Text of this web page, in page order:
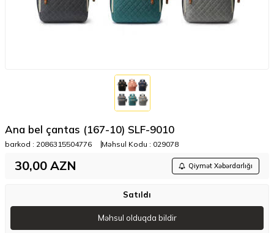
Ana bel çantas (167-10) SLF-9010
barkod : 2086315504776 Məhsul Kodu : 029078
30,00 AZN Qiymət Xəbərdarlığı
Satıldı
Məhsul olduqda bildir